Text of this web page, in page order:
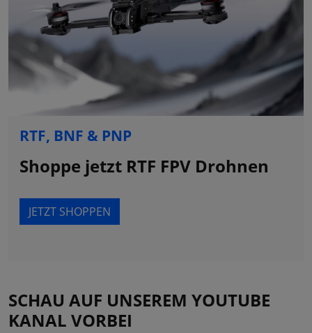
RTF, BNF & PNP
Shoppe jetzt RTF FPV Drohnen
JETZT SHOPPEN
SCHAU AUF UNSEREM YOUTUBE
KANAL VORBEI